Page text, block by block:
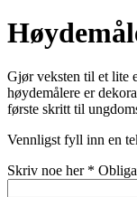
Gjør veksten til et lite
høydemålere er
første skritt til
Vennligst fyll inn en
Skriv noe her *